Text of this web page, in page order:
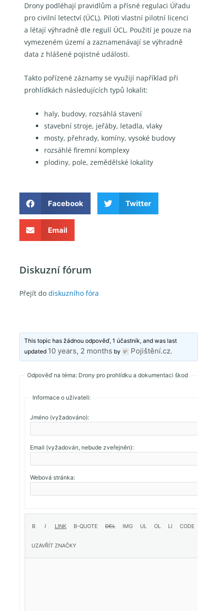
Drony podléhají pravidlům a přísné regulaci Úřadu
pro civilní letectví (ÚCL). Piloti vlastní pilotní licenci
a létají výhradně dle regulí ÚCL. Použití je pouze na
vymezeném území a zaznamenávají se výhradně
data z hlášené pojistné události.
Takto pořízené záznamy se využijí například při
prohlídkách následujících typů lokalit:
haly, budovy, rozsáhlá stavení
stavební stroje, jeřáby, letadla, vlaky
mosty, přehrady, komíny, vysoké budovy
rozsáhlé firemní komplexy
plodiny, pole, zemědělské lokality
Facebook Twitter
Email
Diskuzní fórum
Přejít do diskuzního fóra
This topic has žádnou odpověď, 1 účastník, and was last
updated 10 years, 2 months by Pojištění.cz.
Odpověď na téma: Drony pro prohlídku a dokumentaci škod
Informace o uživateli:
Jméno (vyžadováno):
Email (vyžadován, nebude zveřejněn):
Webová stránka: